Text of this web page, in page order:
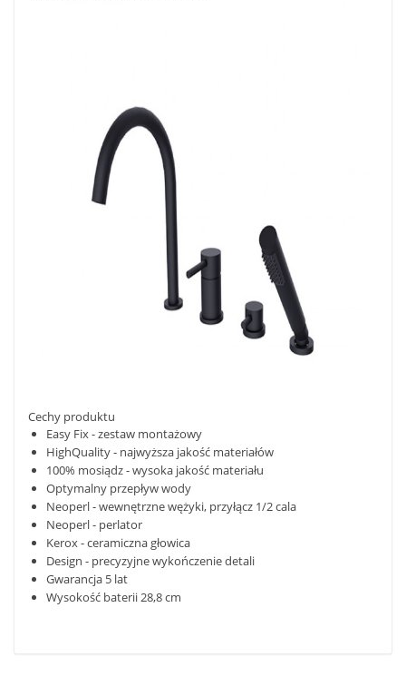
Cechy produktu
Easy Fix - zestaw montażowy
HighQuality - najwyższa jakość materiałów
100% mosiądz - wysoka jakość materiału
Optymalny przepływ wody
Neoperl - wewnętrzne wężyki, przyłącz 1/2 cala
Neoperl - perlator
Kerox - ceramiczna głowica
Design - precyzyjne wykończenie detali
Gwarancja 5 lat
Wysokość baterii 28,8 cm